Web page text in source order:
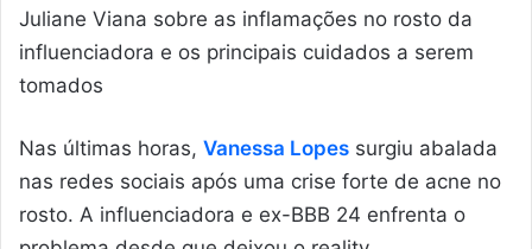
Juliane Viana sobre as inflamações no rosto da
influenciadora e os principais cuidados a serem
tomados
Nas últimas horas, Vanessa Lopes surgiu abalada
nas redes sociais após uma crise forte de acne no
rosto. A influenciadora e ex-BBB 24 enfrenta o